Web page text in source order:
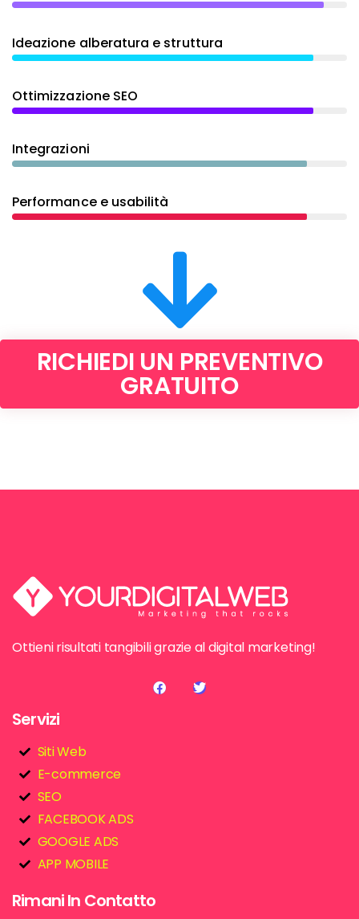
Ideazione alberatura e struttura
Ottimizzazione SEO
Integrazioni
Performance e usabilità
RICHIEDI UN PREVENTIVO
GRATUITO
Ottieni risultati tangibili grazie al digital marketing!
Servizi
Siti Web
E-commerce
SEO
FACEBOOK ADS
GOOGLE ADS
APP MOBILE
Rimani In Contatto